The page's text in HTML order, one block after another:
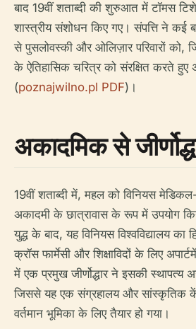
बाद 19वीं शताब्दी की शुरुआत में टॉमस
शास्त्रीय संशोधन किए गए। संपत्ति ने कई
से पुसलोवस्की और ओलिज़ार परिवारों को,
के ऐतिहासिक चरित्र को संरक्षित करते हुए
(poznajwilno.pl PDF)।
अकादमिक से
19वीं शताब्दी में, महल को विनियस
अकादमी के छात्रावास के रूप में उपयोग
युद्ध के बाद, यह विनियस विश्वविद्यालय का
क्रॉस फार्मेसी और शिक्षाविदों के लिए
में एक प्रमुख जीर्णोद्धार ने इसकी स्थापत्य
जिससे यह एक संग्रहालय और सांस्कृतिक
वर्तमान भूमिका के लिए तैयार हो गया।